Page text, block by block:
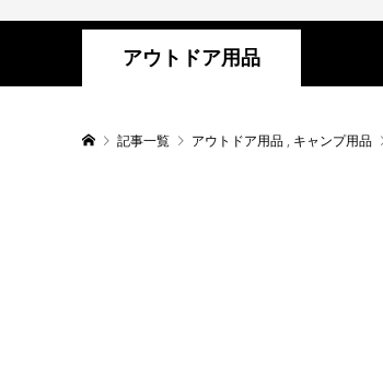
アウトドア用品
記事一覧 アウトドア用品 , キャンプ用品